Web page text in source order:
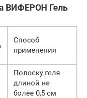
ВИФЕРОН Гель
Способ
применения
Полоску геля
длиной не
более 0,5 см